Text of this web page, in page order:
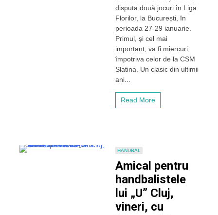
totul
sau
nimic,
pentru
„U”
Cluj
disputa două jocuri în Liga
Florilor, la București, în
perioada 27-29 ianuarie.
Primul, și cel mai
important, va fi miercuri,
împotriva celor de la CSM
Slatina. Un clasic din ultimii
ani...
Read More
HANDBAL
Amical pentru
handbalistele
lui „U” Cluj,
vineri, cu